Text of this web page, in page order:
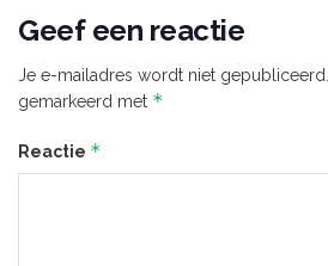
Geef een reactie
Je e-mailadres wordt niet gepubliceerd.
gemarkeerd met *
Reactie *